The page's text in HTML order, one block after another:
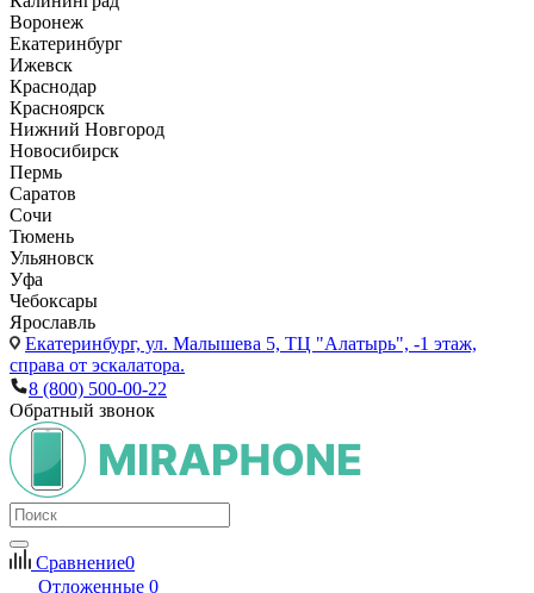
Воронеж
Екатеринбург
Ижевск
Краснодар
Красноярск
Нижний Новгород
Новосибирск
Пермь
Саратов
Сочи
Тюмень
Ульяновск
Уфа
Чебоксары
Ярославль
Екатеринбург, ул. Малышева 5, ТЦ "Алатырь", -1 этаж,
справа от эскалатора.
8 (800) 500-00-22
Обратный звонок
Сравнение0
Отложенные 0